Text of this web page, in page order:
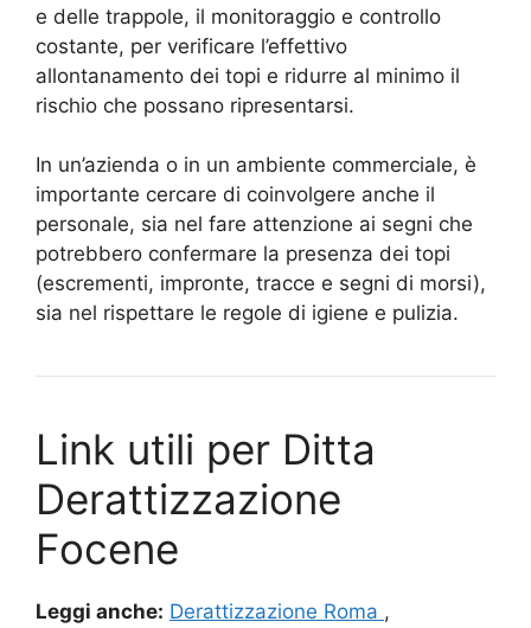
e delle trappole, il monitoraggio e controllo
costante, per verificare l’effettivo
allontanamento dei topi e ridurre al minimo il
rischio che possano ripresentarsi.
In un’azienda o in un ambiente commerciale, è
importante cercare di coinvolgere anche il
personale, sia nel fare attenzione ai segni che
potrebbero confermare la presenza dei topi
(escrementi, impronte, tracce e segni di morsi),
sia nel rispettare le regole di igiene e pulizia.
Link utili per Ditta
Derattizzazione
Focene
Leggi anche: Derattizzazione Roma ,